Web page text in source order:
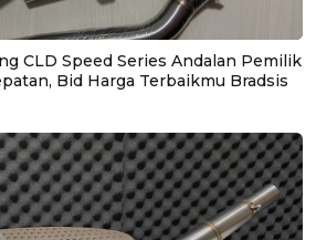
CLD Speed Series Andalan Pemilik
Bid Harga Terbaikmu Bradsis